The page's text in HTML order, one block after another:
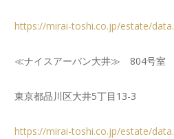
https://mirai-toshi.co.jp/estate/
≪ナイスアーバン大井≫ 804号室
東京都品川区大井5丁目13-3
https://mirai-toshi.co.jp/estate/